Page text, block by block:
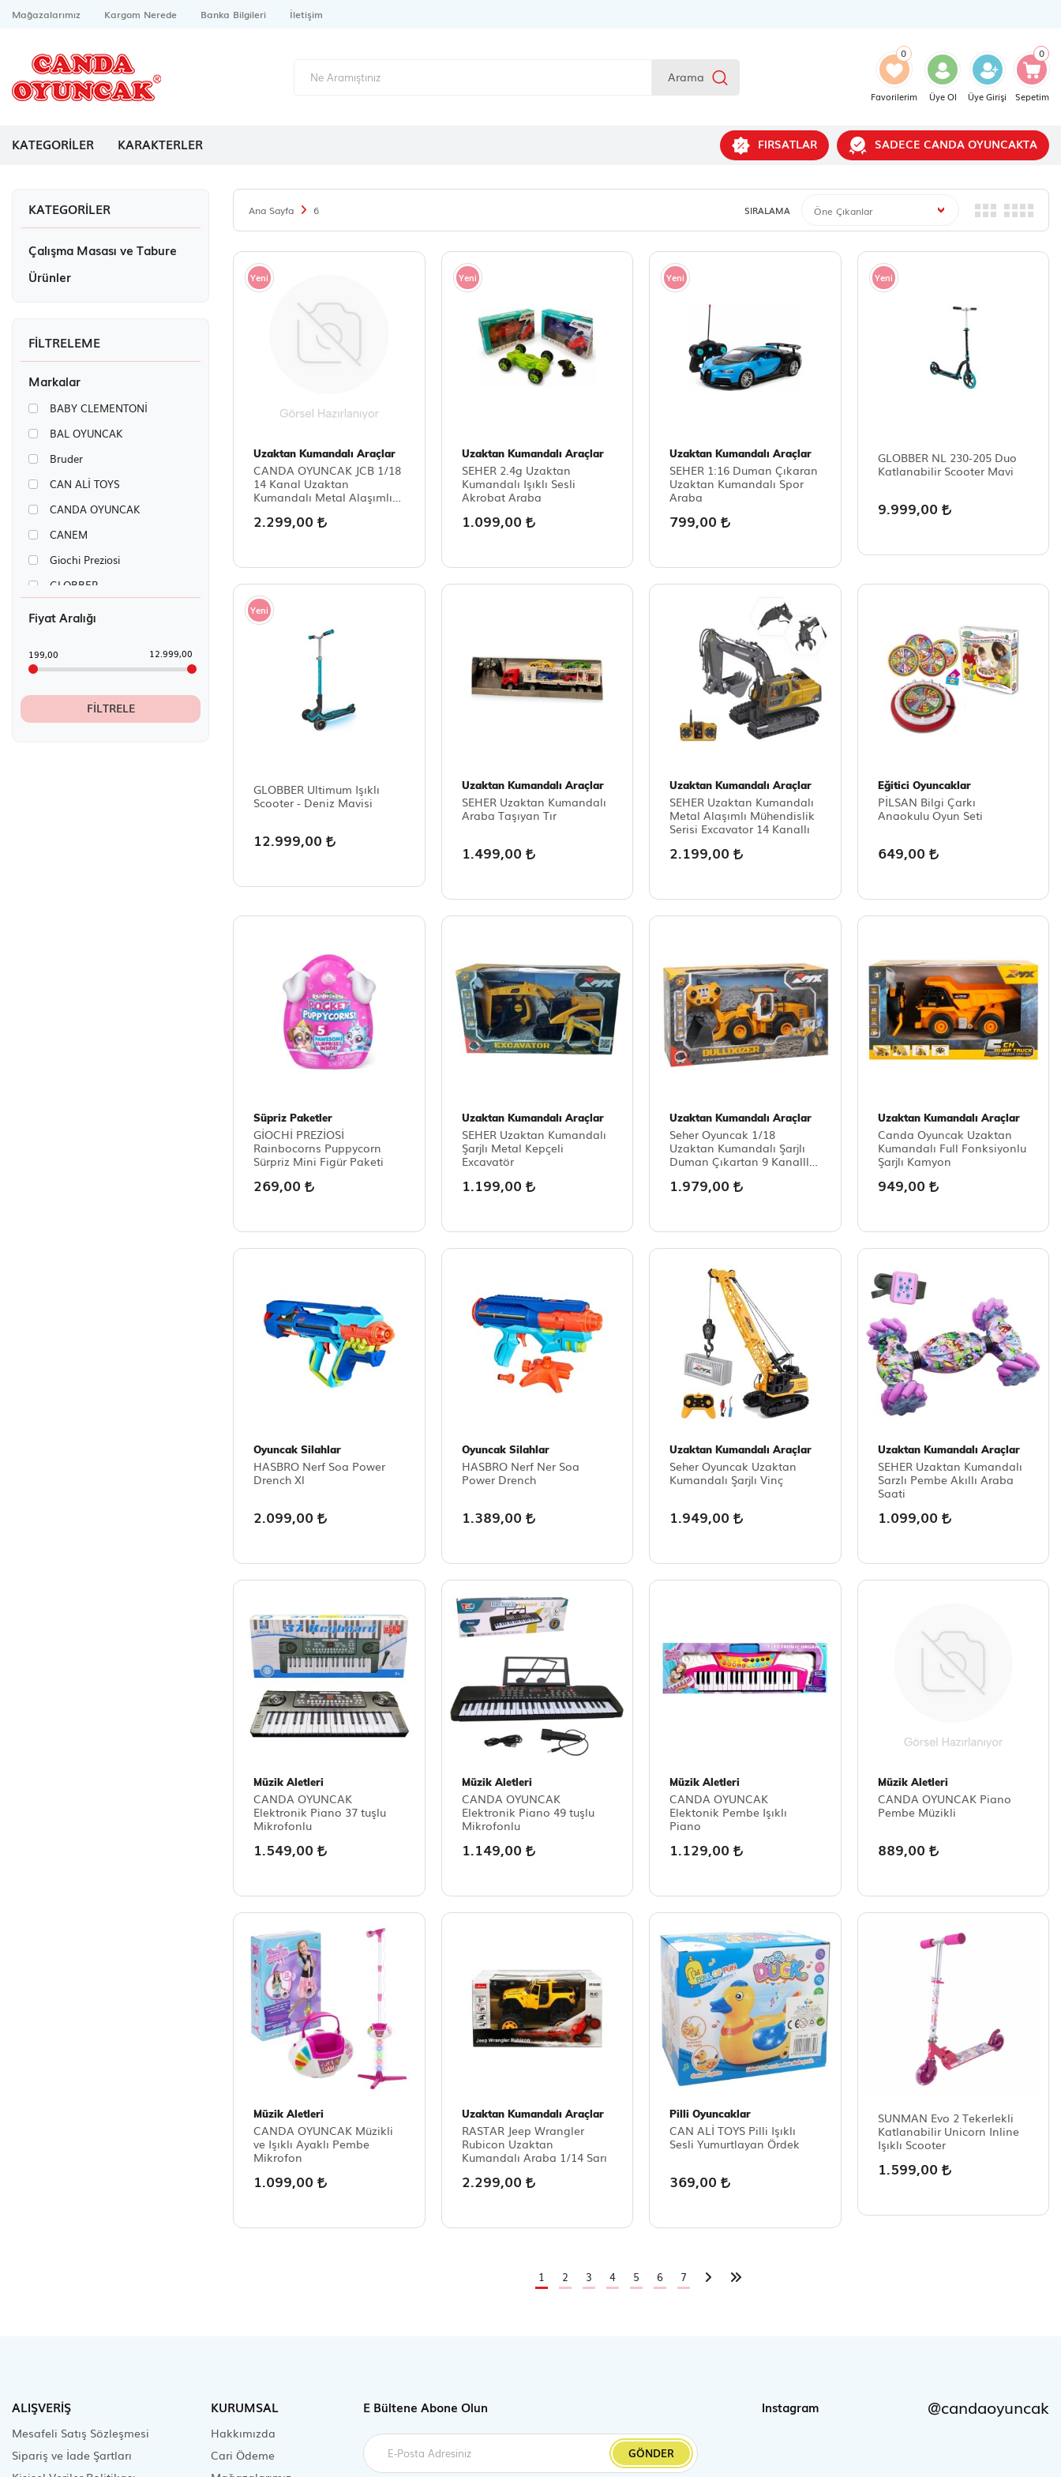
Mağazalarımız Kargom Nerede Banka Bilgileri İletişim
Arama
0
Favorilerim Üye Ol Üye Girişi
0
Sepetim
KATEGORİLER KARAKTERLER FIRSATLAR SADECE CANDA OYUNCAKTA
KATEGORILER
Çalışma Masası ve Tabure
Ürünler
Markalar
BABY CLEMENTONİ
BAL OYUNCAK
Bruder
CAN ALİ TOYS
CANDA OYUNCAK
CANEM
Giochi Preziosi
GLOBBER
Hasbro
MOLİ TOYS
Fiyat Aralığı
199,00 12.999,00
FILTRELE
Ana Sayfa 6 SIRALAMA
Yeni
Uzaktan Kumandalı Araçlar
CANDA OYUNCAK JCB 1/18
14 Kanal Uzaktan
Kumandalı Metal Alaşımlı
Dönebilen, Işıklı ve Sesli,
2.299,00
Yeni
Uzaktan Kumandalı Araçlar
SEHER 2.4g Uzaktan
Kumandalı Işıklı Sesli
Akrobat Araba
1.099,00
Yeni
Uzaktan Kumandalı Araçlar
SEHER 1:16 Duman Çıkaran
Uzaktan Kumandalı Spor
Araba
799,00
Yeni
GLOBBER NL 230-205 Duo
Katlanabilir Scooter Mavi
9.999,00
Yeni
GLOBBER Ultimum Işıklı
Scooter - Deniz Mavisi
12.999,00
Uzaktan Kumandalı Araçlar
SEHER Uzaktan Kumandalı
Araba Taşıyan Tır
1.499,00
Uzaktan Kumandalı Araçlar
SEHER Uzaktan Kumandalı
Metal Alaşımlı Mühendislik
Serisi Excavator 14 Kanallı
2.199,00
Eğitici Oyuncaklar
PİLSAN Bilgi Çarkı
Anaokulu Oyun Seti
649,00
Süpriz Paketler
GİOCHİ PREZİOSİ
Rainbocorns Puppycorn
Sürpriz Mini Figür Paketi
269,00
Uzaktan Kumandalı Araçlar
SEHER Uzaktan Kumandalı
Şarjlı Metal Kepçeli
Excavatör
1.199,00
Uzaktan Kumandalı Araçlar
Seher Oyuncak 1/18
Uzaktan Kumandalı Şarjlı
Duman Çıkartan 9 Kanalllı
1.979,00
Uzaktan Kumandalı Araçlar
Canda Oyuncak Uzaktan
Kumandalı Full Fonksiyonlu
Şarjlı Kamyon
949,00
Oyuncak Silahlar
HASBRO Nerf Soa Power
Drench Xl
2.099,00
Oyuncak Silahlar
HASBRO Nerf Ner Soa
Power Drench
1.389,00
Uzaktan Kumandalı Araçlar
Seher Oyuncak Uzaktan
Kumandalı Şarjlı Vinç
1.949,00
Uzaktan Kumandalı Araçlar
SEHER Uzaktan Kumandalı
Sarzlı Pembe Akıllı Araba
Saati
1.099,00
Müzik Aletleri
CANDA OYUNCAK
Elektronik Piano 37 tuşlu
Mikrofonlu
1.549,00
Müzik Aletleri
CANDA OYUNCAK
Elektronik Piano 49 tuşlu
Mikrofonlu
1.149,00
Müzik Aletleri
CANDA OYUNCAK
Elektonik Pembe Işıklı
Piano
1.129,00
Müzik Aletleri
CANDA OYUNCAK Piano
Pembe Müzikli
889,00
Müzik Aletleri
CANDA OYUNCAK Müzikli
ve Işıklı Ayaklı Pembe
Mikrofon
1.099,00
Uzaktan Kumandalı Araçlar
RASTAR Jeep Wrangler
Rubicon Uzaktan
Kumandalı Araba 1/14 Sarı
2.299,00
Pilli Oyuncaklar
CAN ALİ TOYS Pilli Işıklı
Sesli Yumurtlayan Ördek
369,00
SUNMAN Evo 2 Tekerlekli
Katlanabilir Unicorn Inline
Işıklı Scooter
1.599,00
1 2 3 4 5 6 7
ALIŞVERİŞ
Mesafeli Satış Sözleşmesi
Sipariş ve İade Şartları
KURUMSAL
Hakkımızda
Cari Ödeme
E Bültene Abone Olun
GÖNDER
Instagram @candaoyuncak